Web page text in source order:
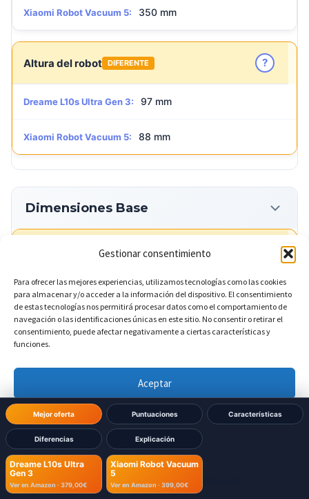
Gestionar consentimiento
Para ofrecer las mejores experiencias, utilizamos tecnologías como las cookies
para almacenar y/o acceder a la información del dispositivo. El consentimiento
de estas tecnologías nos permitirá procesar datos como el comportamiento de
navegación o las identificaciones únicas en este sitio. No consentir o retirar el
consentimiento, puede afectar negativamente a ciertas características y
funciones.
Aceptar
Denegar
Ver preferencias
Política de cookies Política de Privacidad
Mejor oferta Puntuaciones Características
Diferencias Explicación
Dreame L10s Ultra
Gen 3
Ver en Amazon · 379,00€
Xiaomi Robot Vacuum
5
Ver en Amazon · 399,00€
Xiaomi Robot Vacuum 5: 350 mm
Altura del robot DIFERENTE ?
Dreame L10s Ultra Gen 3: 97 mm
Xiaomi Robot Vacuum 5: 88 mm
Dimensiones Base
Ancho de la base DIFERENTE
Dreame L10s Ultra Gen 3: 340 mm
Xiaomi Robot Vacuum 5: 360 mm
Dreame L10s Ultra Gen 3: 590 mm
Xiaomi Robot Vacuum 5: 572 mm